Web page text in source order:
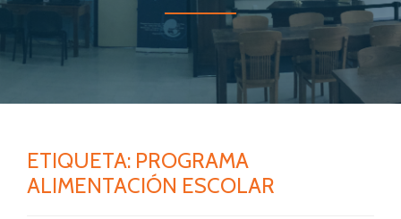
ETIQUETA: PROGRAMA
ALIMENTACIÓN ESCOLAR